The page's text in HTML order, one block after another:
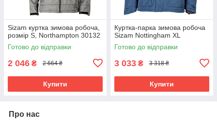
Sizam куртка зимова робоча,
розмір S, Northampton 30132
Готово до відправки
2 046 ₴ 2 664 ₴
Купити
Куртка-парка зимова робоча
Sizam Nottingham XL
Готово до відправки
3 033 ₴ 3 318 ₴
Купити
Про нас